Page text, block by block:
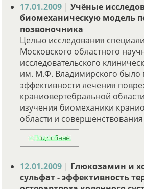
17.01.2009 | Учёные
биомеханическую модель
позвоночника
Целью исследования
Московского областного
исследовательского
им. М.Ф. Владимирского
эффективности лечения
краниовертебральной
изучения биомеханики
области и
12.01.2009 | Глюкозамин и
сульфат - эффективность